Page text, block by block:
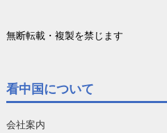
無断転載・複製を禁じます
看中国について
会社案内